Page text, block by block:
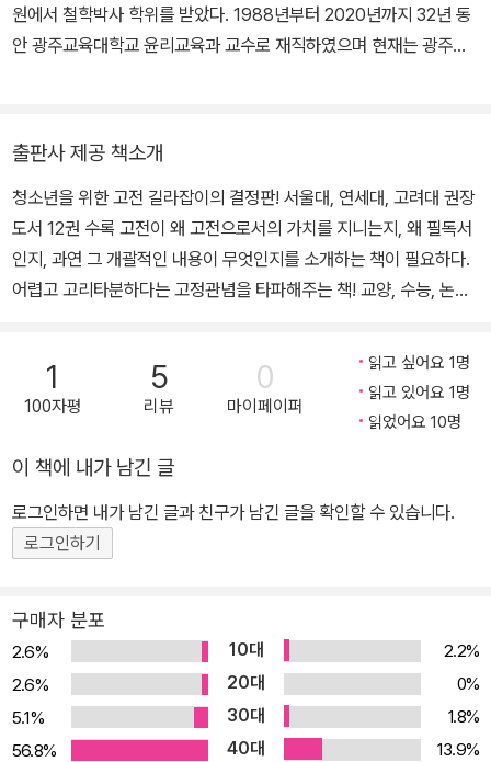
원에서 철학박사 학위를 받았다. 1988년부터 2020년까지 32년 동
안 광주교육대학교 윤리교육과 교수로 재직하였으며 현재는 광주교
단 비상임이사와 민주평화통일자문회의 상임위원을 지냈다. 풍향학
술상(2회), 교육과학기술부장관 표창장, 대통령 표창장, 대한민국 녹
조근정훈장 등을 수상하였다. 《영광신문》, 《광전매일신문》, 《호남교
육신문》, 《영암일보》에 철학 칼럼을 연재하고 있으며, 철학도서 21
권, 장편소설 6권 등의 저서와 연구논문 40여 편이 있다. 유튜브 ‘강
00년간의 고독과 자유』(1996년 인문과학분야 베스트셀러) 『철학스
캔들』(한국간행물윤리위원회의 선정 2010년 제5차 청소년을 위한
좋은 책) 『칸트, 근세철학을 완성하다』(2017년 올해의 청소년 교양
읽는 철학이야기』(2020년 세종도서 우수도서) 『복숭아꽃, 성은 공
정한가?』(장편소설, 2021)
출판사 제공 책소개
청소년을 위한 고전 길라잡이의 결정판! 서울대, 연세대, 고려대 권장
도서 12권 수록 고전이 왜 고전으로서의 가치를 지니는지, 왜 필독서
인지, 과연 그 개괄적인 내용이 무엇인지를 소개하는 책이 필요하다.
어렵고 고리타분하다는 고정관념을 타파해주는 책! 교양, 수능, 논술
어》와 《맹자》, 법가사상을 대표하는 《순자》와 《한비자》, 도가사상을
대표하는 《도덕경》과 《장자》, 조선시대 통치이념을 완성한 《성학십
도》와 《성학집요》, 시대를 넘어선 정치인들의 애독서 《목민심서》, 백
사서 《사기》와 《삼국유사》는 21세기에 살아 숨 쉬는 지혜의 보고(寶
庫)이다. 이 고전 목록은 서울대, 연세대, 고려대에서 뽑아놓은 권장
도서 가운데 세 곳의 대학이 공통적으로 추천한 책인데, 《청소년이 꼭
읽어야 할 동양고전》은 그 이유가 무엇인지를 확실하게 알려주며, 그
든 교양을 위해, 시험을 치르기 위해 꼭 읽어야 할 독서 리스트가 되었
다. 무엇보다 고전을 읽어야 할 가장 중요한 이유는 인생의 가치관이
형성되는 청소년기에 선인들의 지혜를 배움으로써 세상을 바라보는
시각을 넓히는 데 있다. 청소년들 역시 고전을 읽어야 한다는 사실을
잘 알고 있지만, 실제로 그 책을 읽는 경우는 극히 드물다. 대부분 ‘고
1
100자평
5
리뷰
0
마이페이퍼
읽고 싶어요 1명
읽고 있어요 1명
읽었어요 10명
이 책에 내가 남긴 글
로그인하면 내가 남긴 글과 친구가 남긴 글을 확인할 수 있습니다.
로그인하기
구매자 분포
2.6% 10대
2.2%
2.6%
20대
0%
5.1%
30대
1.8%
56.8%
40대
13.9%